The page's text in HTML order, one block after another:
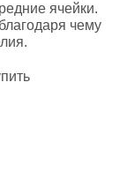
ячейки.
чему